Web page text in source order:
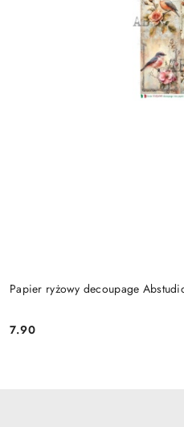
Papier ryżowy decoupage
Cena:
7.90